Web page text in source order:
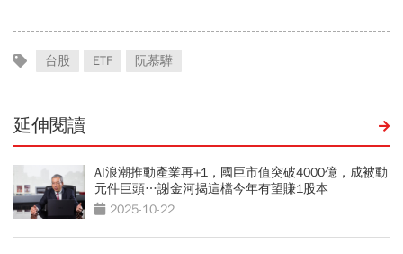
台股 ETF 阮慕驊
延伸閱讀
AI浪潮推動產業再+1，國巨市值突破4000億，成被動
元件巨頭…謝金河揭這檔今年有望賺1股本
2025-10-22